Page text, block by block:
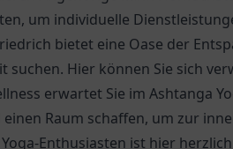
um individuelle
bietet eine Oase der
suchen. Hier können Sie sich
erwartet Sie im Ashtanga
Raum schaffen, um zur
Enthusiasten ist hier